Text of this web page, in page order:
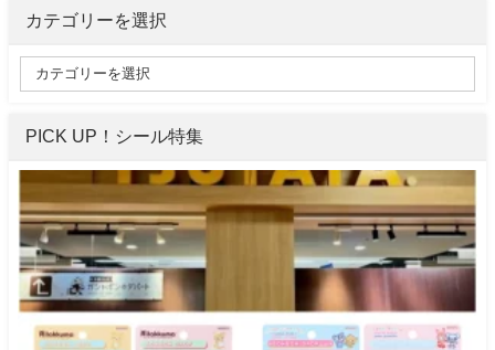
カテゴリーを選択
PICK UP！シール特集